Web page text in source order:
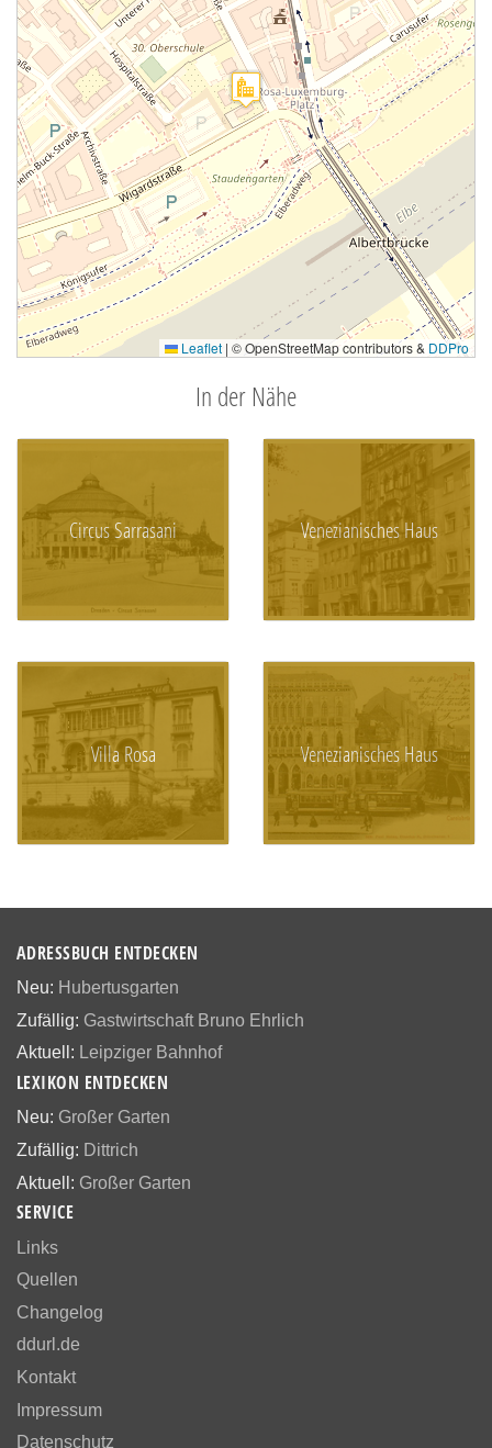
Leaflet | © OpenStreetMap contributors & DDPro
In der Nähe
Circus Sarrasani Venezianisches Haus
Villa Rosa Venezianisches Haus
ADRESSBUCH ENTDECKEN
Neu: Hubertusgarten
Zufällig: Gastwirtschaft Bruno Ehrlich
Aktuell: Leipziger Bahnhof
LEXIKON ENTDECKEN
Neu: Großer Garten
Zufällig: Dittrich
Aktuell: Großer Garten
SERVICE
Links
Quellen
Changelog
ddurl.de
Kontakt
Impressum
Datenschutz